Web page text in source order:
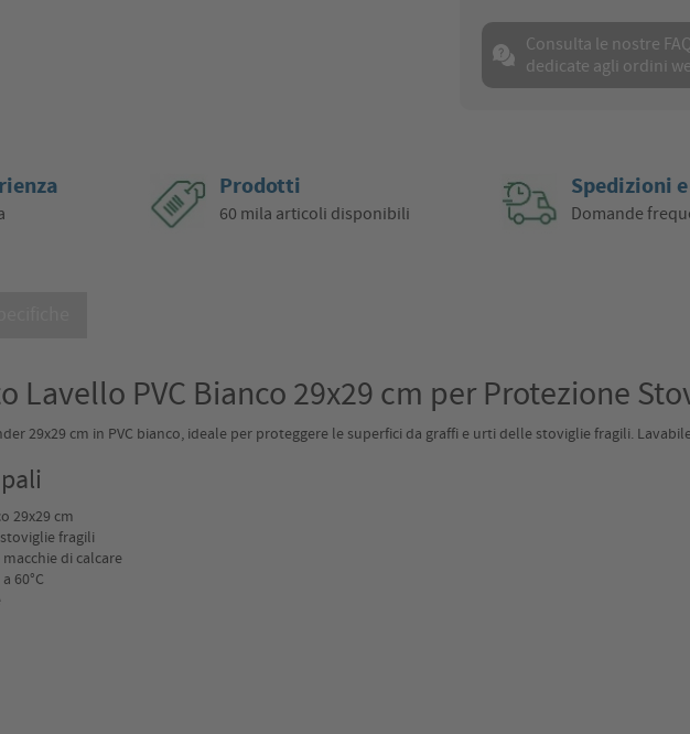
Consulta le nostre
dedicate agli ordini
Prodotti
60 mila articoli disponibili
Spedizioni
Domande
Lavello PVC Bianco 29x29 cm per Protezione
29x29 cm in PVC bianco, ideale per proteggere le superfici da graffi e urti delle stoviglie fragili.
29x29 cm
fragili
di calcare
60°C